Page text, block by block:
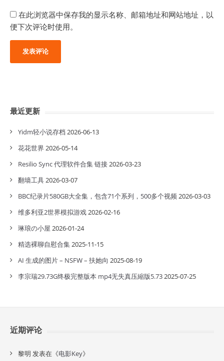
在此浏览器中保存我的显示名称、邮箱地址和网站地址，以
便下次评论时使用。
最近更新
Yidm轻小说存档 2026-06-13
花花世界 2026-05-14
Resilio Sync 代理软件合集 链接2026-03-23
翻墙工具2026-03-07
BBC纪录片580GB大全集，包含71个系列，500多个视频2026-03-03
维多利亚2世界模拟游戏2026-02-16
琳琅の小屋 2026-01-24
精选裸聊自慰合集2025-11-15
AI 生成的图片 – NSFW – 扶她向 2025-08-19
李宗瑞29.73G终极完整版本 mp4无失真压縮版5.732025-07-25
近期评论
黎明 发表在《电影Key》